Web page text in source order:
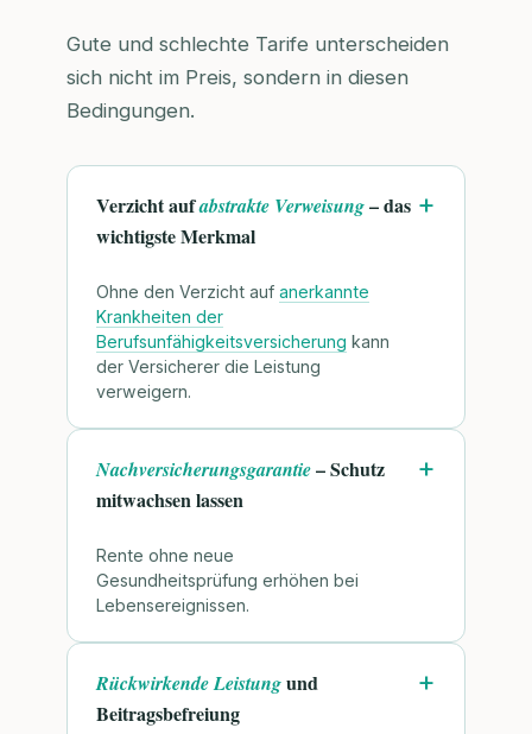
Gute und schlechte Tarife unterscheiden
sich nicht im Preis, sondern in diesen
Bedingungen.
Verzicht aufabstrakte Verweisung– das
wichtigste Merkmal
Ohne den Verzicht auf anerkannte
Krankheiten der
Berufsunfähigkeitsversicherung kann
der Versicherer die Leistung
verweigern.
Nachversicherungsgarantie– Schutz
mitwachsen lassen
Rente ohne neue
Gesundheitsprüfung erhöhen bei
Lebensereignissen.
Rückwirkende Leistungund
Beitragsbefreiung